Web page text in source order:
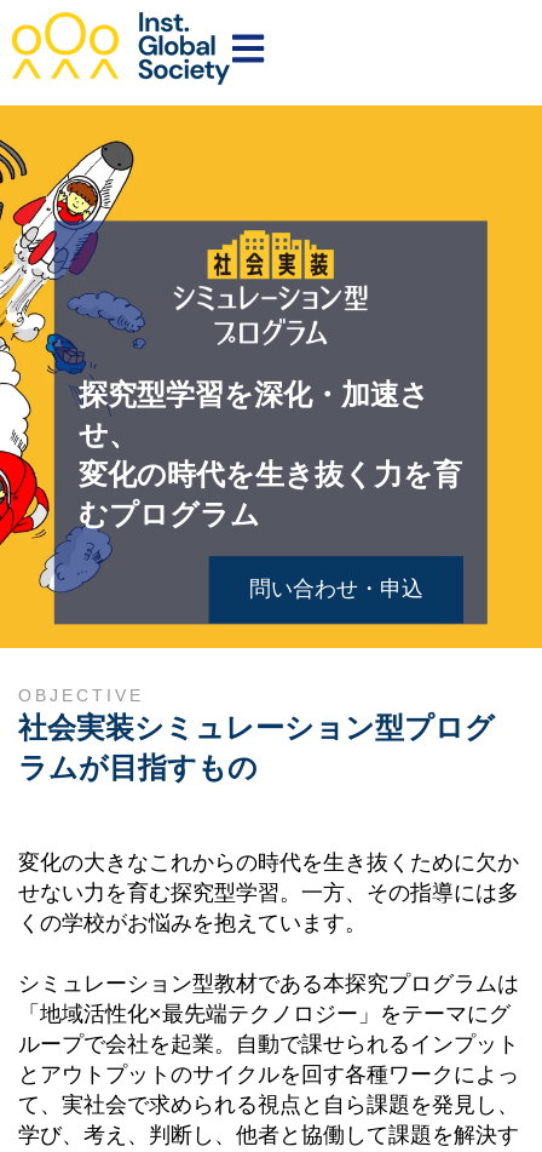
Open main navigation
探究型学習を深化・加速さ
せ、
変化の時代を生き抜く力を育
むプログラム
問い合わせ・申込
OBJECTIVE
社会実装シミュレーション型プログ
ラムが目指すもの
変化の大きなこれからの時代を生き抜くために欠か
せない力を育む探究型学習。一方、その指導には多
くの学校がお悩みを抱えています。
シミュレーション型教材である本探究プログラムは
「地域活性化×最先端テクノロジー」をテーマにグ
ループで会社を起業。自動で課せられるインプット
とアウトプットのサイクルを回す各種ワークによっ
て、実社会で求められる視点と自ら課題を発見し、
学び、考え、判断し、他者と協働して課題を解決す